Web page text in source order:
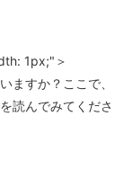
1px;"＞
ますか？ここで、
読んでみてくださ